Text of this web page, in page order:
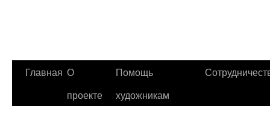
Главная О
проекте
Помощь
художникам